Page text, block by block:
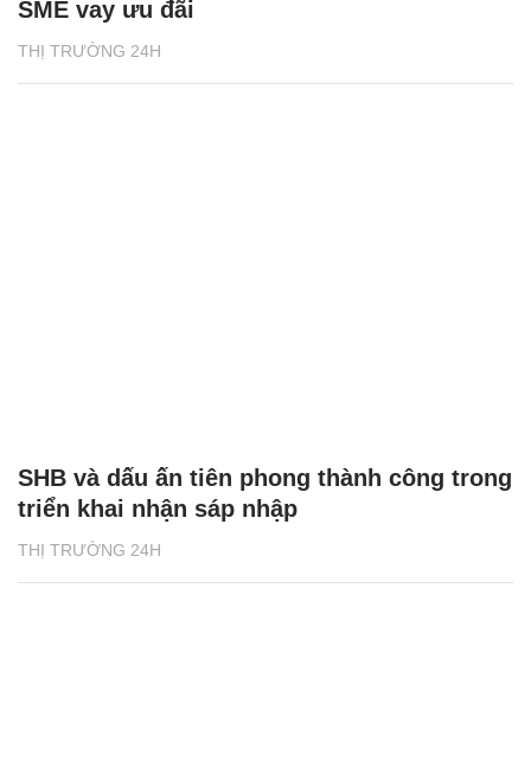
THỊ TRƯỜNG 24H
SME vay ưu đãi
THỊ TRƯỜNG 24H
SHB và dấu ấn tiên phong thành công trong
triển khai nhận sáp nhập